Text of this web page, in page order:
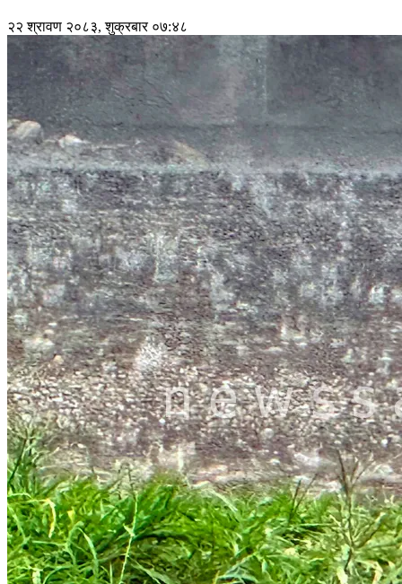
२२ श्रावण २०८३, शुक्रबार ०७:४८